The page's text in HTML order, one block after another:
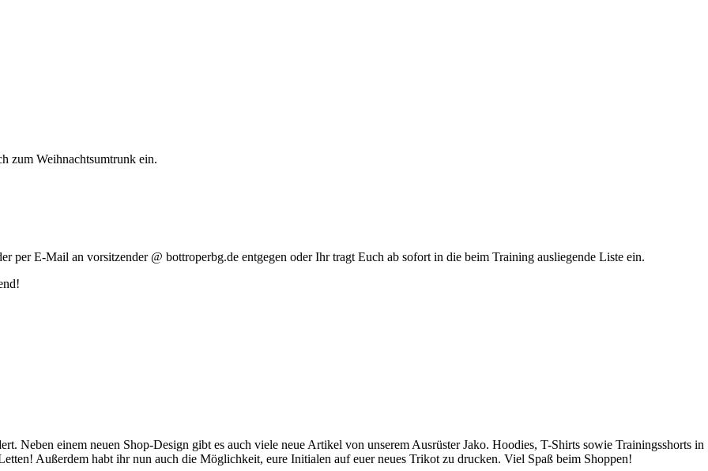
zum Weihnachtsumtrunk ein.
per E-Mail an vorsitzender @ bottroperbg.de entgegen oder Ihr tragt Euch ab sofort in die beim Training ausliegende Liste ein.
Neben einem neuen Shop-Design gibt es auch viele neue Artikel von unserem Ausrüster Jako. Hoodies, T-Shirts sowie Trainingsshorts in
Außerdem habt ihr nun auch die Möglichkeit, eure Initialen auf euer neues Trikot zu drucken. Viel Spaß beim Shoppen!